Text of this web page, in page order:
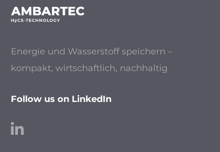
Energie und Wasserstoff speichern –
kompakt, wirtschaftlich, nachhaltig
Follow us on LinkedIn